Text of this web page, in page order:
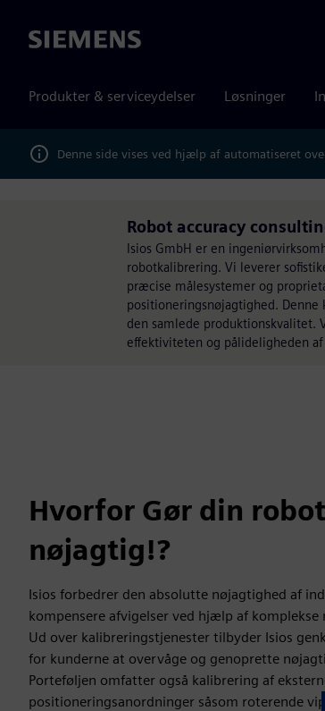
Siemens
Produkter & serviceydelser Løsninger
Denne side vises ved hjælp af automatiseret
Robot accuracy
Isios GmbH er en
robotkalibrering. Vi leverer
præcise målesystemer og
positioneringsnøjagtighed.
den samlede produktionskvalitet.
effektiviteten og pålideligheden
Hvorfor Gør din
nøjagtig!?
Isios forbedrer den absolutte nøjagtighed af
kompensere afvigelser ved hjælp af komplekse
Ud over kalibreringstjenester tilbyder Isios
for kunderne at overvåge og genoprette
Porteføljen omfatter også kalibrering af
positioneringsanordninger såsom roterende